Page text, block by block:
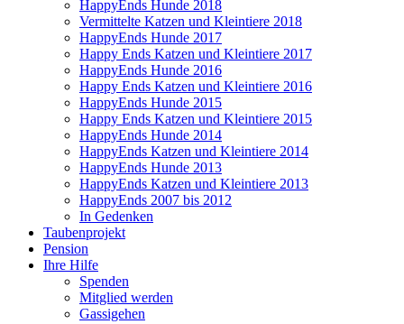
HappyEnds Hunde 2018
Vermittelte Katzen und Kleintiere 2018
HappyEnds Hunde 2017
Happy Ends Katzen und Kleintiere 2017
HappyEnds Hunde 2016
Happy Ends Katzen und Kleintiere 2016
HappyEnds Hunde 2015
Happy Ends Katzen und Kleintiere 2015
HappyEnds Hunde 2014
HappyEnds Katzen und Kleintiere 2014
HappyEnds Hunde 2013
HappyEnds Katzen und Kleintiere 2013
HappyEnds 2007 bis 2012
In Gedenken
Taubenprojekt
Pension
Ihre Hilfe
Spenden
Mitglied werden
Gassigehen